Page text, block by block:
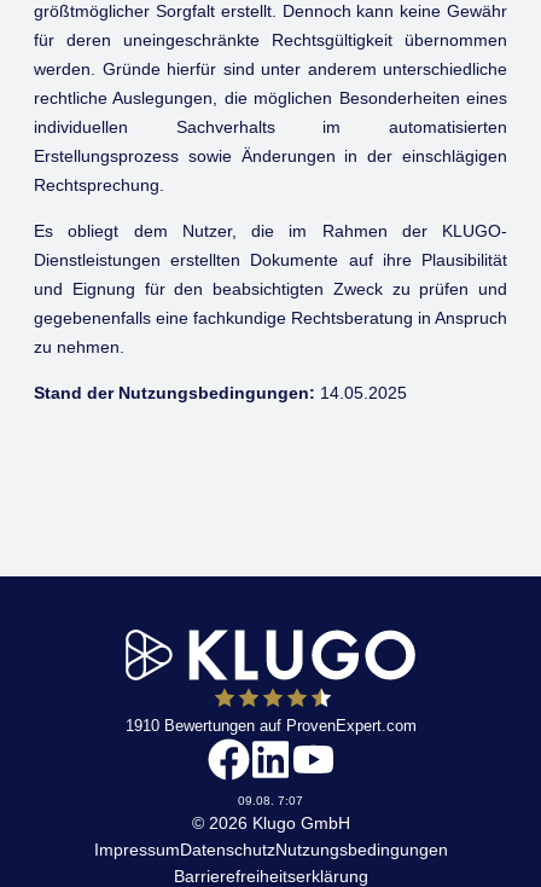
größtmöglicher Sorgfalt erstellt. Dennoch kann keine Gewähr
für deren uneingeschränkte Rechtsgültigkeit übernommen
werden. Gründe hierfür sind unter anderem unterschiedliche
rechtliche Auslegungen, die möglichen Besonderheiten eines
individuellen Sachverhalts im automatisierten
Erstellungsprozess sowie Änderungen in der einschlägigen
Rechtsprechung.
Es obliegt dem Nutzer, die im Rahmen der KLUGO-
Dienstleistungen erstellten Dokumente auf ihre Plausibilität
und Eignung für den beabsichtigten Zweck zu prüfen und
gegebenenfalls eine fachkundige Rechtsberatung in Anspruch
zu nehmen.
Stand der Nutzungsbedingungen: 14.05.2025
KLUGO
1910Bewertungen auf ProvenExpert.com
09.08. 7:07
© 2026 Klugo GmbH
ImpressumDatenschutzNutzungsbedingungen
Barrierefreiheitserklärung